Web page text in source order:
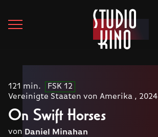
121 min.
FSK 12
Vereinigte Staaten von Amerika , 2024
On Swift Horses
von Daniel Minahan